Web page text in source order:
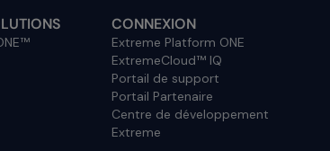
CONNEXION
Extreme Platform ONE
ExtremeCloud™ IQ
Portail de support
Portail Partenaire
Centre de développement
Extreme